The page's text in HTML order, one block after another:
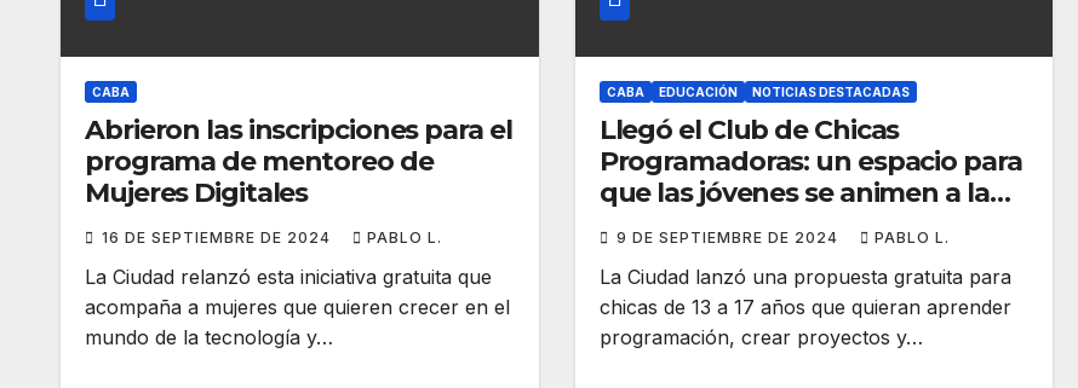
CABA
Abrieron las inscripciones para el
programa de mentoreo de
Mujeres Digitales
16 DE SEPTIEMBRE DE 2024 PABLO L.
La Ciudad relanzó esta iniciativa gratuita que
acompaña a mujeres que quieren crecer en el
mundo de la tecnología y…
CABA EDUCACIÓN NOTICIAS DESTACADAS
Llegó el Club de Chicas
Programadoras: un espacio para
que las jóvenes se animen a la
tecnología
9 DE SEPTIEMBRE DE 2024 PABLO L.
La Ciudad lanzó una propuesta gratuita para
chicas de 13 a 17 años que quieran aprender
programación, crear proyectos y…